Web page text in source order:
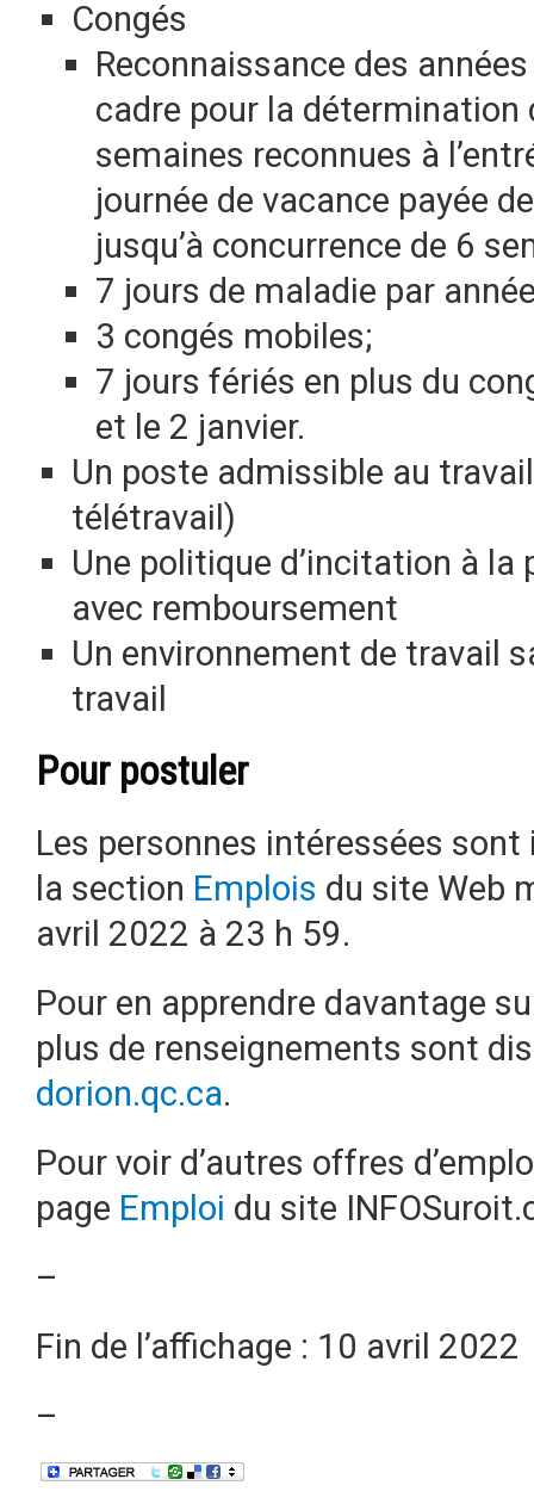
Congés
Reconnaissance des
cadre pour la détermination
semaines reconnues à
journée de vacance payée
jusqu’à concurrence de 6
7 jours de maladie par
3 congés mobiles;
7 jours fériés en plus du
et le 2 janvier.
Un poste admissible au
télétravail)
Une politique d’incitation à la
avec remboursement
Un environnement de travail
travail
Pour postuler
Les personnes intéressées
la section Emplois du site Web
avril 2022 à 23 h 59.
Pour en apprendre davantage
plus de renseignements sont
dorion.qc.ca.
Pour voir d’autres offres
page Emploi du site
–
Fin de l’affichage : 10 avril 2022
–